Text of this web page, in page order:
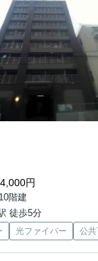
円
階建
徒歩5分
光ファイバー 公